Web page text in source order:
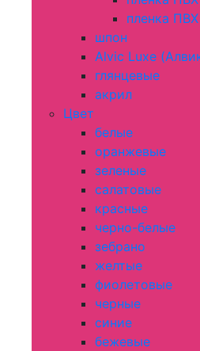
пленка
шпон
Alvic Luxe
глянцевые
акрил
Цвет
белые
оранжевые
зеленые
салатовые
красные
черно-белые
зебрано
желтые
фиолетовые
черные
синие
бежевые